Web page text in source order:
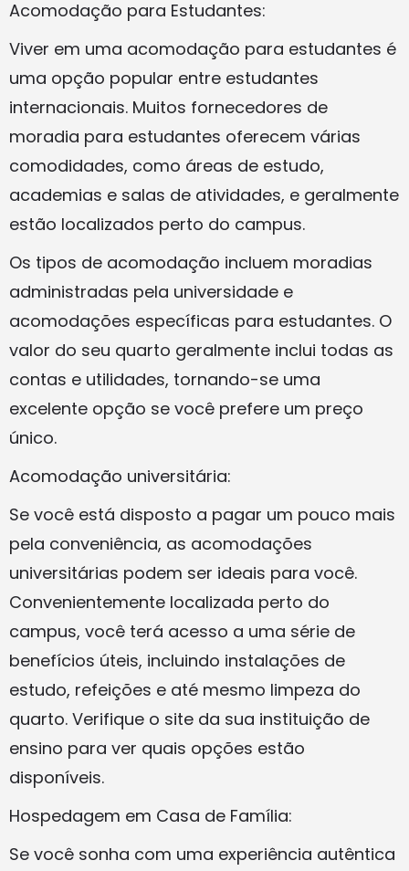
Acomodação para Estudantes:
Viver em uma acomodação para estudantes é
uma opção popular entre estudantes
internacionais. Muitos fornecedores de
moradia para estudantes oferecem várias
comodidades, como áreas de estudo,
academias e salas de atividades, e geralmente
estão localizados perto do campus.
Os tipos de acomodação incluem moradias
administradas pela universidade e
acomodações específicas para estudantes. O
valor do seu quarto geralmente inclui todas as
contas e utilidades, tornando-se uma
excelente opção se você prefere um preço
único.
Acomodação universitária:
Se você está disposto a pagar um pouco mais
pela conveniência, as acomodações
universitárias podem ser ideais para você.
Convenientemente localizada perto do
campus, você terá acesso a uma série de
benefícios úteis, incluindo instalações de
estudo, refeições e até mesmo limpeza do
quarto. Verifique o site da sua instituição de
ensino para ver quais opções estão
disponíveis.
Hospedagem em Casa de Família:
Se você sonha com uma experiência autêntica